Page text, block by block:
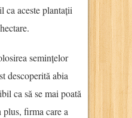
ca aceste plantații
semințelor
descoperită abia
ca să se mai poată
firma care a